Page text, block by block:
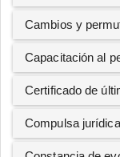
Cambios y
Capacitación al
Certificado de
Compulsa